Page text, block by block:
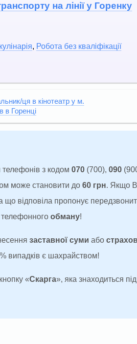
на лінії у Горенку
, Робота без кваліфікації
ця в кінотеатр у м.
в Горенці
з кодом 070 (700), 090
може становити до 60 грн. Якщо
що відповіла пропонує
обману!
заставної суми або
випадків є шахрайством!
«Скарга», яка знаходиться